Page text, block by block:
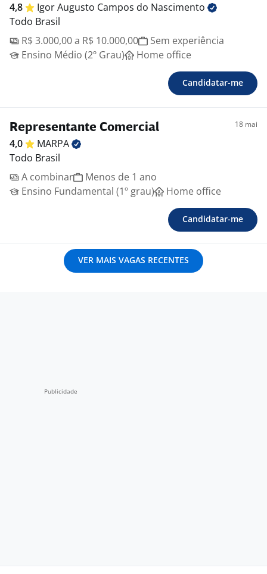
4,8 Igor Augusto Campos do Nascimento
Todo Brasil
R$ 3.000,00 a R$ 10.000,00
Sem experiência
Ensino Médio (2º Grau)
Home office
Candidatar-me
Representante Comercial 18 mai
4,0
MARPA
Todo Brasil
A combinar
Menos de 1 ano
Ensino Fundamental (1º grau)
Home office
Candidatar-me
VER MAIS VAGAS RECENTES